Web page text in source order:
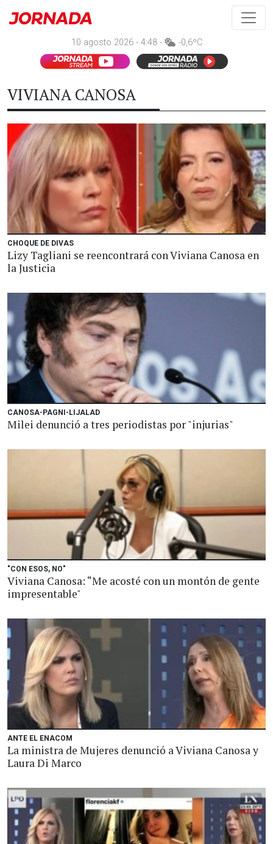
10 agosto 2026 - 4:48 - -0,6ºC
VIVIANA CANOSA
CHOQUE DE DIVAS
Lizy Tagliani se reencontrará con Viviana Canosa en
la Justicia
CANOSA-PAGNI-LIJALAD
Milei denunció a tres periodistas por "injurias"
"CON ESOS, NO"
Viviana Canosa: “Me acosté con un montón de gente
impresentable"
ANTE EL ENACOM
La ministra de Mujeres denunció a Viviana Canosa y
Laura Di Marco